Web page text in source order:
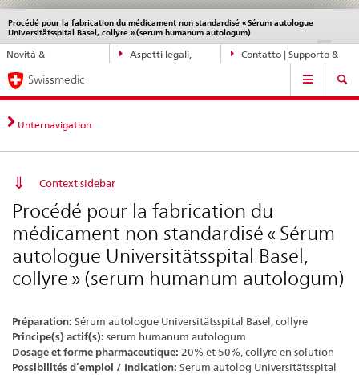
Navigazione
diretta:
novità,
aspetti
legali,
contatto
Novità &
Aspetti legali,
Contatto | Supporto &
Procédé pour la fabrication du médicament non standardisé « Sérum autologue
Universitätsspital Basel, collyre » (serum humanum autologum)
DE IT
Service
navigation
Navigation
Swissmedic
Unternavigation
Context sidebar
Procédé pour la fabrication du
médicament non standardisé « Sérum
autologue Universitätsspital Basel,
collyre » (serum humanum autologum)
Préparation: Sérum autologue Universitätsspital Basel, collyre
Principe(s) actif(s): serum humanum autologum
Dosage et forme pharmaceutique: 20% et 50%, collyre en solution
Possibilités d’emploi / Indication: Serum autolog Universitätsspital